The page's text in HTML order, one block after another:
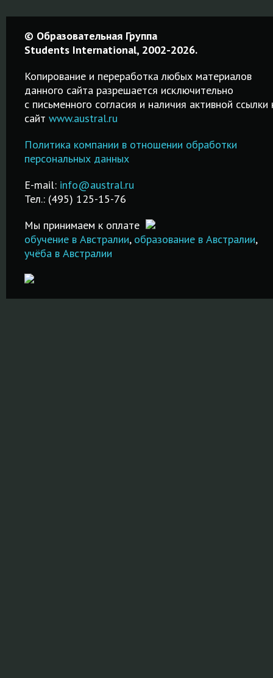
Гостиничный
менеджмент
за
рубежом
Обучение
менеджменту за
рубежом в
специализированных
школах и вузах!
ПОДРОБНЕЕ
Частные
школы за
рубежом
Среднее
образование в
школах-
пансионах
Австралии и др.
стран!
ПОДРОБНЕЕ
Среднее,
© Образовательная Группа
Students International, 2002-2026.
Копирование и переработка любых материалов
данного сайта разрешается исключительно
c письменного согласия и наличия активной ссылки
сайт www.austral.ru
Политика компании в отношении обработки
персональных данных
E-mail: info@austral.ru
Тел.: (495) 125-15-76
Мы принимаем к оплате
обучение в Австралии, образование в Австралии,
учёба в Австралии